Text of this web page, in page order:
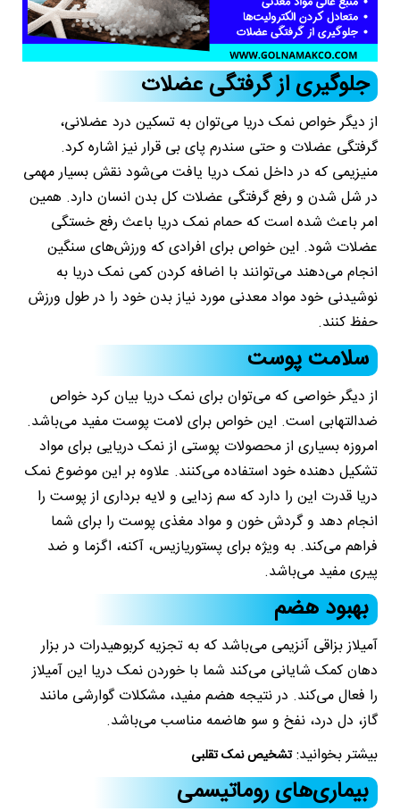
جلوگیری از گرفتگی عضلات
از دیگر خواص نمک دریا می‌توان به تسکین درد عضلانی،
گرفتگی عضلات و حتی سندرم پای بی قرار نیز اشاره کرد.
منیزیمی که در داخل نمک دریا یافت می‌شود نقش بسیار مهمی
در شل شدن و رفع گرفتگی عضلات کل بدن انسان دارد. همین
امر باعث شده است که حمام نمک دریا باعث رفع خستگی
عضلات شود. این خواص برای افرادی که ورزش‌های سنگین
انجام می‌دهند می‌توانند با اضافه کردن کمی نمک دریا به
نوشیدنی خود مواد معدنی مورد نیاز بدن خود را در طول ورزش
حفظ کنند.
سلامت پوست
از دیگر خواصی که می‌توان برای نمک دریا بیان کرد خواص
ضدالتهابی است. این خواص برای لامت پوست مفید می‌باشد.
امروزه بسیاری از محصولات پوستی از نمک دریایی برای مواد
تشکیل دهنده خود استفاده می‌کنند. علاوه بر این موضوع نمک
دریا قدرت این را دارد که سم زدایی و لایه برداری از پوست را
انجام دهد و گردش خون و مواد مغذی پوست را برای شما
فراهم می‌کند. به ویژه برای پستوریازیس، آکنه، اگزما و ضد
پیری مفید می‌باشد.
بهبود هضم
آمیلاز بزاقی آنزیمی می‌باشد که به تجزیه کربوهیدرات در بزار
دهان کمک شایانی می‌کند شما با خوردن نمک دریا این آمیلاز
را فعال می‌کند. در نتیجه هضم مفید، مشکلات گوارشی مانند
گاز، دل درد، نفخ و سو هاضمه مناسب می‌باشد.
بیشتر بخوانید:تشخیص نمک تقلبی
بیماری‌های روماتیسمی